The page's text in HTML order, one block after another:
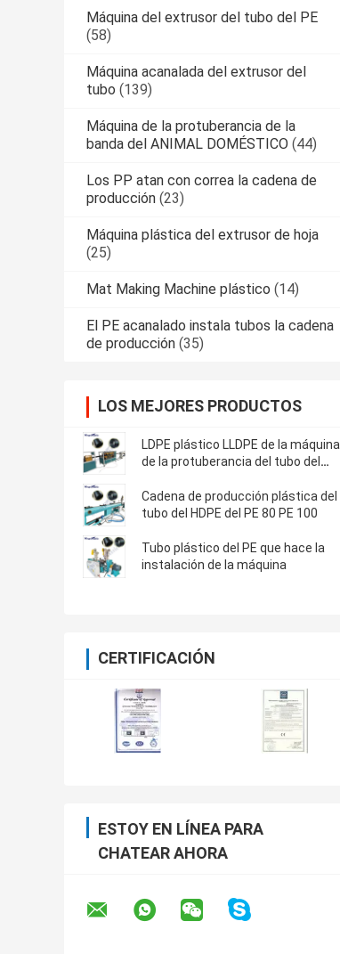
Máquina del extrusor del tubo del PE
(58)
Máquina acanalada del extrusor del
tubo (139)
Máquina de la protuberancia de la
banda del ANIMAL DOMÉSTICO (44)
Los PP atan con correa la cadena de
producción (23)
Máquina plástica del extrusor de hoja
(25)
Mat Making Machine plástico (14)
El PE acanalado instala tubos la cadena
de producción (35)
LOS MEJORES PRODUCTOS
LDPE plástico LLDPE de la máquina
de la protuberancia del tubo del
Cadena de producción plástica del
tubo del HDPE del PE 80 PE 100
Tubo plástico del PE que hace la
instalación de la máquina
CERTIFICACIÓN
ESTOY EN LÍNEA PARA
CHATEAR AHORA